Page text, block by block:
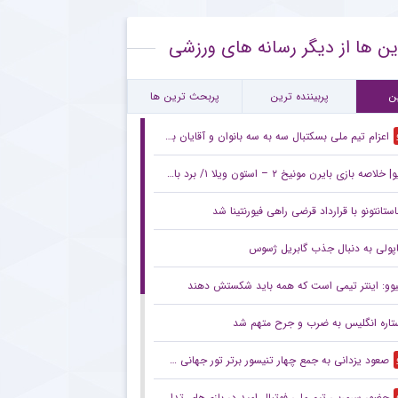
همکاری رضاییان با استقلال و آغاز مسیر تازه
ستاره محبوب هواداران پرسپولیس از انتقال به الطلبه عراق
ها از دیگر رسانه های ورزشی
پربیننده ترین پربحث ترین ها
اعزام تیم ملی بسکتبال سه به سه بانوان و آقایان به رقابت‌های لیگ ملت‌های زیر ۲۳ سال
بازی بایرن مونیخ ۲ – استون ویلا ۱/ برد باواریایی‌ها در آئودی کاپ
با قرارداد قرضی راهی فیورنتینا شد
به دنبال جذب گابریل ژسوس
اینتر تیمی است که همه باید شکستش دهند
انگلیس به ضرب و جرح متهم شد
صعود یزدانی به جمع چهار تنیسور برتر تور جهانی صربستان